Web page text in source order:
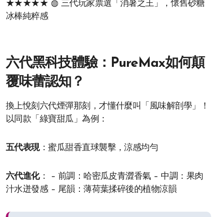
★★★★★ ◍ 三代玩家票選「消暑之王」，懷舊砂糖
冰棒純粹感
六代黑科技體驗：PureMax如何顛
覆味蕾認知？
換上悅刻六代煙彈那刻，才懂什麼叫「風味解剖學」！
以同款「綠寶甜瓜」為例：
五代表現：蜜瓜甜香直球襲擊，涼感均勻
六代進化： – 前調：哈密瓜皮青澀香氣 – 中調：果肉
汁水迸發感 – 尾韻：薄荷葉揉碎後的植物涼韻